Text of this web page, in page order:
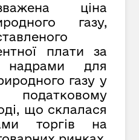
ціна
газу,
плати за
надрами для
газу у
податковому
що склалася
торгів на